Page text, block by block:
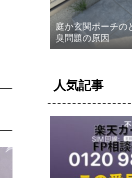
庭か玄関ポーチ
臭問題の原因
人気記事